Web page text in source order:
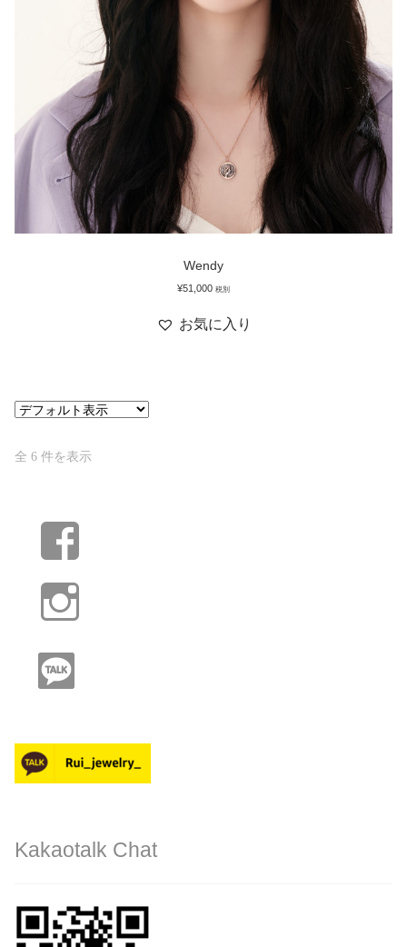
Wendy
¥51,000 税別
お気に入り
全 6 件を表示
Kakaotalk Chat